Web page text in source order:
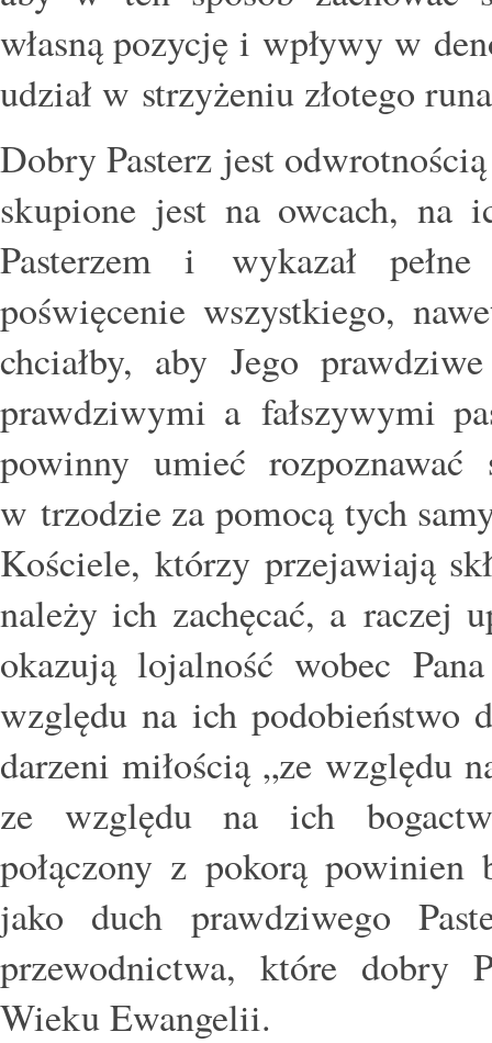
własną pozycję i wpływy w
udział w strzyżeniu złotego
Dobry Pasterz jest
skupione jest na owcach, na
Pasterzem i wykazał
poświęcenie wszystkiego,
chciałby, aby Jego
prawdziwymi a fałszywymi
powinny umieć
w trzodzie za pomocą tych
Kościele, którzy przejawiają
należy ich zachęcać, a raczej
okazują lojalność wobec
względu na ich podobieństwo
darzeni miłością „ze względu
ze względu na ich
połączony z pokorą powinien
jako duch prawdziwego
przewodnictwa, które dobry
Wieku Ewangelii.